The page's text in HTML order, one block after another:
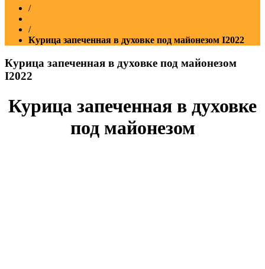
/
/
Курица запеченная в духовке под майонезом Ι2022
Курица запеченная в духовке под майонезом
Ι2022
Курица запеченная в духовке
под майонезом